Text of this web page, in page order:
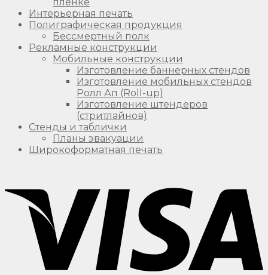
Интерьерная печать
Полиграфическая продукция
Бессмертный полк
Рекламные конструкции
Мобильные конструкции
Изготовление баннерных стендов
Изготовление мобильных стендов
Ролл Ап (Roll-up)
Изготовление штендеров
(стритлайнов)
Стенды и таблички
Планы эвакуации
Широкоформатная печать